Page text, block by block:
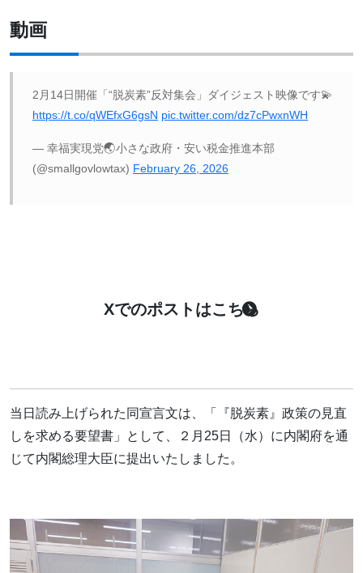
動画
2月14日開催「“脱炭素”反対集会」ダイジェスト映像です💫
https://t.co/qWEfxG6gsN pic.twitter.com/dz7cPwxnWH
— 幸福実現党🌏小さな政府・安い税金推進本部
(@smallgovlowtax) February 26, 2026
Xでのポストはこちら
当日読み上げられた同宣言文は、「『脱炭素』政策の見直
しを求める要望書」として、２月25日（水）に内閣府を通
じて内閣総理大臣に提出いたしました。